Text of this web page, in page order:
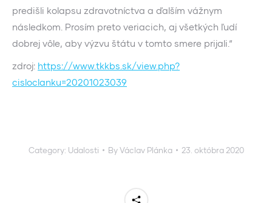
predišli kolapsu zdravotníctva a ďalším vážnym
následkom. Prosím preto veriacich, aj všetkých ľudí
dobrej vôle, aby výzvu štátu v tomto smere prijali.“
zdroj: https://www.tkkbs.sk/view.php?
cisloclanku=20201023039
Category: Udalosti ByVáclav Plánka 23. októbra 2020